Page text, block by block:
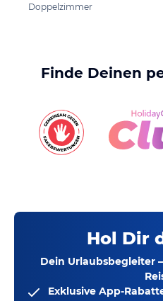
Doppelzimmer
Finde Deinen
Hol Dir
Dein Urlaubsbegleiter
Exklusive App-